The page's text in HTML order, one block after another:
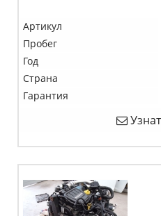
Артикул
Пробег
Год
Страна
Гарантия